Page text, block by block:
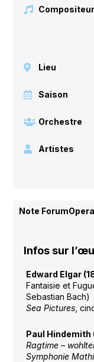
Compositeur
Lieu
Saison
Orchestre
Artistes
Note
Infos sur
Edward Elgar
Fantaisie et
Sebastian Bach)
Sea Pictures,
Paul Hindemith
Ragtime –
Symphonie